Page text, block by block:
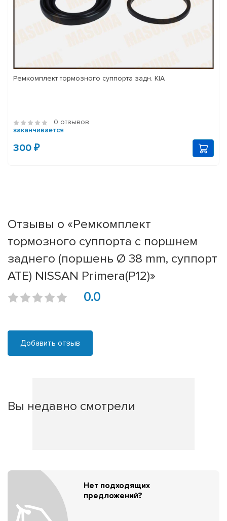
Ремкомплект тормозного суппорта задн. KIA
0 отзывов
заканчивается
300 ₽
Отзывы о «Ремкомплект
тормозного суппорта с поршнем
заднего (поршень Ø 38 mm, суппорт
ATE) NISSAN Primera(P12)»
0.0
Добавить отзыв
Вы недавно смотрели
Нет подходящих
предложений?